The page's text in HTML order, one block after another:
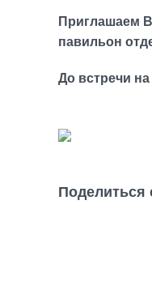
Приглашаем
павильон
До встречи
Поделиться